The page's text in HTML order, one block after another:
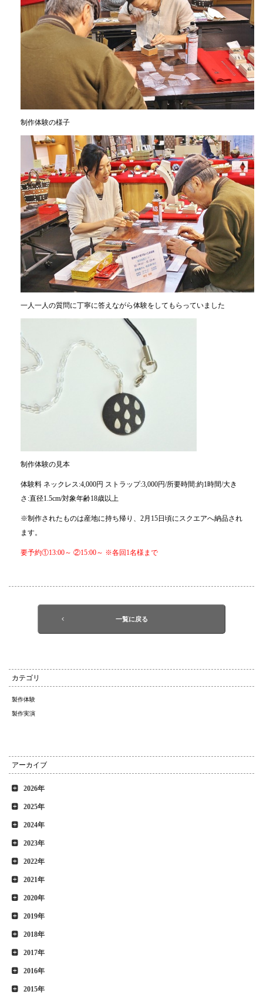
制作体験の様子
一人一人の質問に丁寧に答えながら体験をしてもらっていました
制作体験の見本
体験料 ネックレス:4,000円 ストラップ:3,000円/所要時間:約1時間/大き
さ:直径1.5cm/対象年齢18歳以上
※制作されたものは産地に持ち帰り、2月15日頃にスクエアへ納品され
ます。
要予約①13:00～ ②15:00～ ※各回1名様まで
一覧に戻る
カテゴリ
製作体験
製作実演
アーカイブ
2026年
2025年
2024年
2023年
2022年
2021年
2020年
2019年
2018年
2017年
2016年
2015年